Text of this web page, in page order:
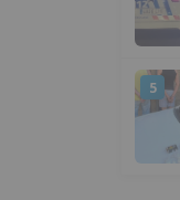
5